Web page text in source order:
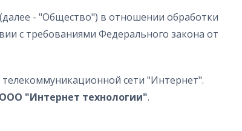
- "Общество") в отношении обработки
с требованиями Федерального закона от
сети "Интернет".
ООО "Интернет технологии".